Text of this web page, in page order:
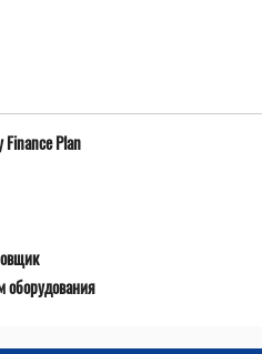
Plan
оборудования